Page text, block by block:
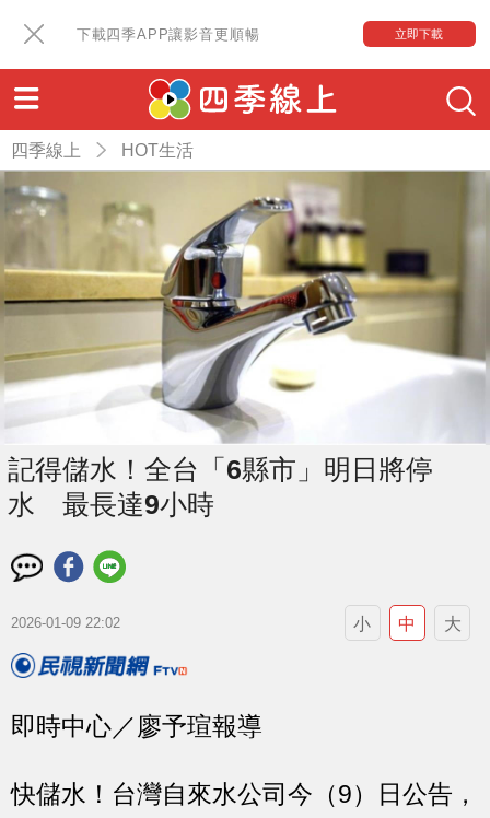
下載四季APP讓影音更順暢 立即下載
四季線上 HOT生活
記得儲水！全台「6縣市」明日將停
水 最長達9小時
2026-01-09 22:02 小 中 大
即時中心／廖予瑄報導
快儲水！台灣自來水公司今（9）日公告，